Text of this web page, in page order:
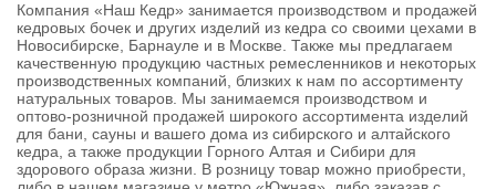
Компания «Наш Кедр» занимается производством и продажей
кедровых бочек и других изделий из кедра со своими цехами в
Новосибирске, Барнауле и в Москве. Также мы предлагаем
качественную продукцию частных ремесленников и некоторых
производственных компаний, близких к нам по ассортименту
натуральных товаров. Мы занимаемся производством и
оптово-розничной продажей широкого ассортимента изделий
для бани, сауны и вашего дома из сибирского и алтайского
кедра, а также продукции Горного Алтая и Сибири для
здорового образа жизни. В розницу товар можно приобрести,